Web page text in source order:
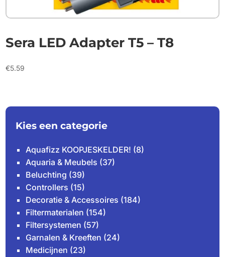
Sera LED Adapter T5 – T8
€5.59
Kies een categorie
Aquafizz KOOPJESKELDER! (8)
Aquaria & Meubels (37)
Beluchting (39)
Controllers (15)
Decoratie & Accessoires (184)
Filtermaterialen (154)
Filtersystemen (57)
Garnalen & Kreeften (24)
Medicijnen (23)